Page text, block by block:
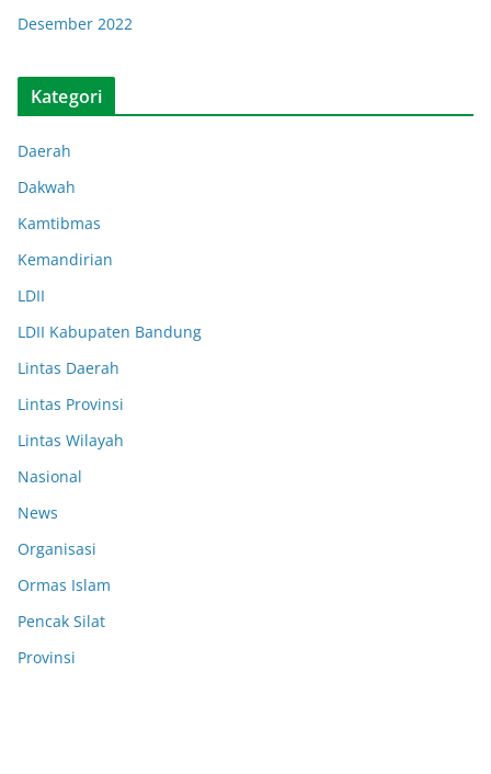
Desember 2022
Kategori
Daerah
Dakwah
Kamtibmas
Kemandirian
LDII
LDII Kabupaten Bandung
Lintas Daerah
Lintas Provinsi
Lintas Wilayah
Nasional
News
Organisasi
Ormas Islam
Pencak Silat
Provinsi